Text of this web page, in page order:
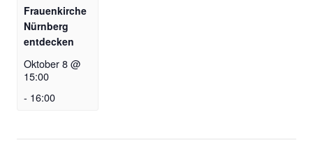
Frauenkirche
Nürnberg
entdecken
Oktober 8 @
15:00
- 16:00